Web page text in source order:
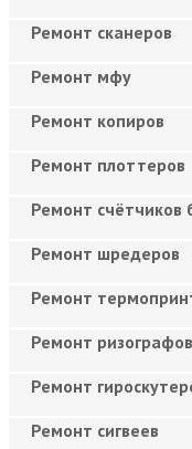
Ремонт сканеров
Ремонт мфу
Ремонт копиров
Ремонт плоттеров
Ремонт счётчиков
Ремонт шредеров
Ремонт
Ремонт ризографов
Ремонт
Ремонт сигвеев